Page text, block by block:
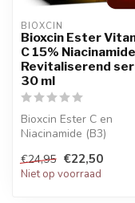
BIOXCIN
Bioxcin Ester
C 15%
Revitaliserend
30 ml
Bioxcin Ester C en
Niacinamide (B3)
vernieuwend serum ...
€24,95 €22,50
Niet op voorraad